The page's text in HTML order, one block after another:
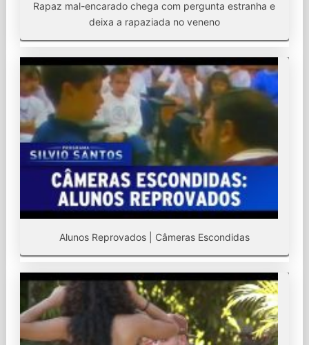
Rapaz mal-encarado chega com pergunta estranha e
deixa a rapaziada no veneno
Alunos Reprovados | Câmeras Escondidas